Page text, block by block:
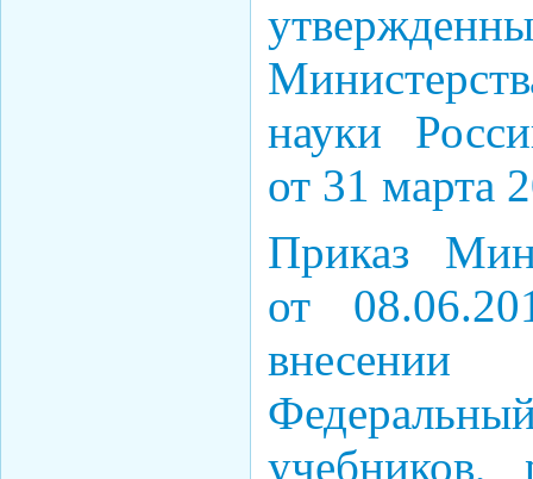
науки
от 31 марта
Приказ
от
учебников,